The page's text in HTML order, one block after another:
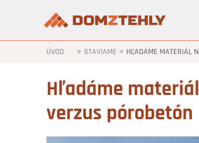
ÚVOD » STAVIAME » HĽADÁME MATERIÁL
Hľadáme
verzus pórobetón